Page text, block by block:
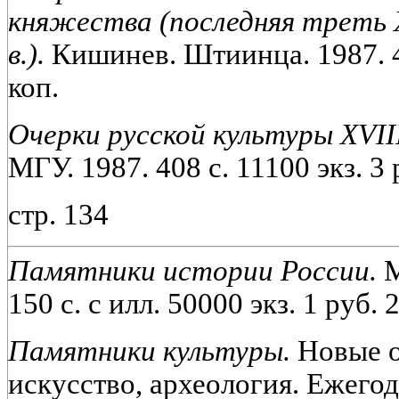
княжества (последняя треть
в.). Кишинев. Штиинца. 1987.
коп.
Очерки русской культуры
МГУ. 1987. 408 с. 11100 экз. 3
стр. 134
Памятники истории России.
150 с. с илл. 50000 экз. 1 руб.
Памятники культуры. Новые
искусство, археология.